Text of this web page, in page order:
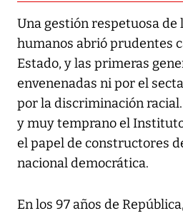
Una gestión respetuosa de
humanos abrió prudentes
Estado, y las primeras
envenenadas ni por el
por la discriminación
y muy temprano el
el papel de constructores
nacional democrática.
En los 97 años de